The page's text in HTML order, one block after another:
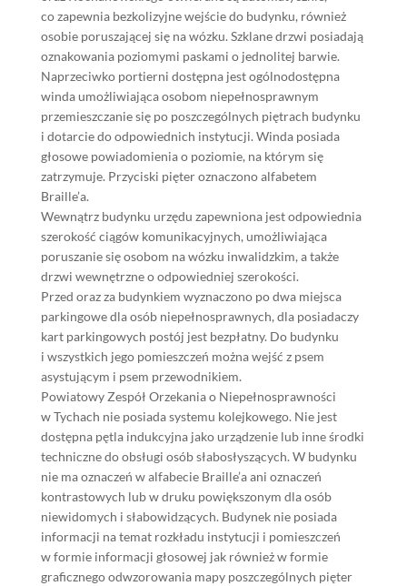
co zapewnia bezkolizyjne wejście do budynku, również
osobie poruszającej się na wózku. Szklane drzwi posiadają
oznakowania poziomymi paskami o jednolitej barwie.
Naprzeciwko portierni dostępna jest ogólnodostępna
winda umożliwiająca osobom niepełnosprawnym
przemieszczanie się po poszczególnych piętrach budynku
i dotarcie do odpowiednich instytucji. Winda posiada
głosowe powiadomienia o poziomie, na którym się
zatrzymuje. Przyciski pięter oznaczono alfabetem
Braille’a.
Wewnątrz budynku urzędu zapewniona jest odpowiednia
szerokość ciągów komunikacyjnych, umożliwiająca
poruszanie się osobom na wózku inwalidzkim, a także
drzwi wewnętrzne o odpowiedniej szerokości.
Przed oraz za budynkiem wyznaczono po dwa miejsca
parkingowe dla osób niepełnosprawnych, dla posiadaczy
kart parkingowych postój jest bezpłatny. Do budynku
i wszystkich jego pomieszczeń można wejść z psem
asystującym i psem przewodnikiem.
Powiatowy Zespół Orzekania o Niepełnosprawności
w Tychach nie posiada systemu kolejkowego. Nie jest
dostępna pętla indukcyjna jako urządzenie lub inne środki
techniczne do obsługi osób słabosłyszących. W budynku
nie ma oznaczeń w alfabecie Braille’a ani oznaczeń
kontrastowych lub w druku powiększonym dla osób
niewidomych i słabowidzących. Budynek nie posiada
informacji na temat rozkładu instytucji i pomieszczeń
w formie informacji głosowej jak również w formie
graficznego odwzorowania mapy poszczególnych pięter